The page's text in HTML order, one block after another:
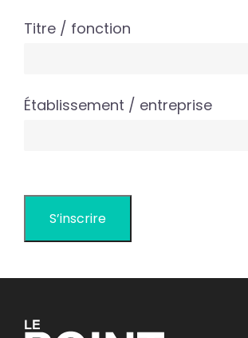
Titre / fonction
Établissement / entreprise